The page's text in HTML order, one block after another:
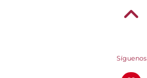
Síguenos